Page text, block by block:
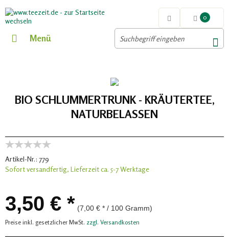
0
Menü
BIO SCHLUMMERTRUNK - KRÄUTERTEE,
NATURBELASSEN
Artikel-Nr.: 779
Sofort versandfertig, Lieferzeit ca. 5-7 Werktage
3,50 € * (7,00 € * / 100 Gramm)
Preise inkl. gesetzlicher MwSt. zzgl. Versandkosten